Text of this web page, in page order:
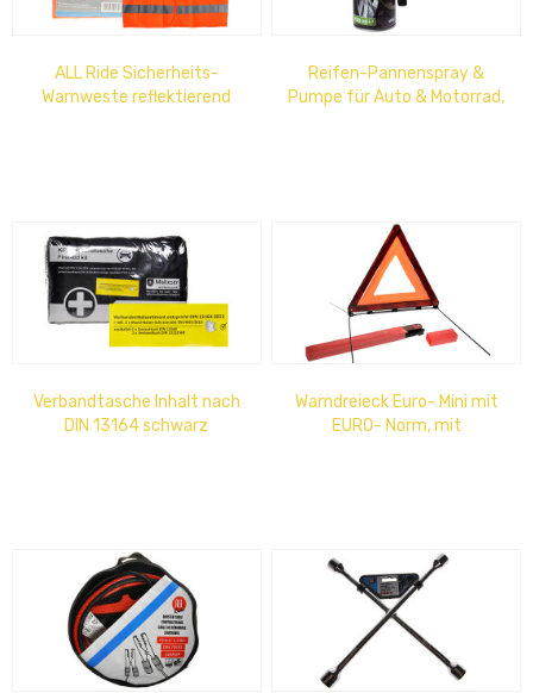
ALL Ride Sicherheits-
Warnweste reflektierend
Reifen-Pannenspray &
Pumpe für Auto & Motorrad,
Verbandtasche Inhalt nach
DIN 13164 schwarz
Warndreieck Euro- Mini mit
EURO- Norm, mit